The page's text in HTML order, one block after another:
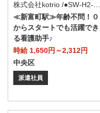
株式会社kotrio /●SW-H2-2024162
≪新富町駅≫年齢不問！０
からスタートでも活躍でき
る看護助手♪
時給 1,650円～2,312円
中央区
派遣社員